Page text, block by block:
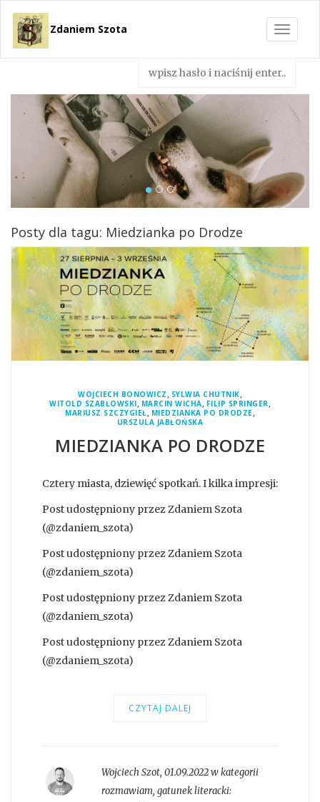
Toggle
Zdaniem Szota
Posty dla tagu: Miedzianka po Drodze
WOJCIECH BONOWICZ , SYLWIA CHUTNIK,
WITOLD SZABŁOWSKI, MARCIN WICHA, FILIP SPRINGER,
MARIUSZ SZCZYGIEŁ, MIEDZIANKA PO DRODZE,
URSZULA JABŁOŃSKA
MIEDZIANKA PO DRODZE
Cztery miasta, dziewięć spotkań. I kilka impresji:
Post udostępniony przez Zdaniem Szota
(@zdaniem_szota)
Post udostępniony przez Zdaniem Szota
(@zdaniem_szota)
Post udostępniony przez Zdaniem Szota
(@zdaniem_szota)
Post udostępniony przez Zdaniem Szota
(@zdaniem_szota)
CZYTAJ DALEJ
Wojciech Szot, 01.09.2022 w kategorii
rozmawiam, gatunek literacki: